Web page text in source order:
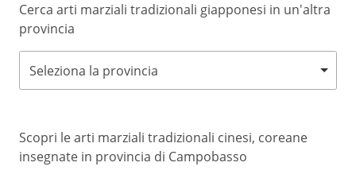
Cerca arti marziali tradizionali giapponesi in un'altra
provincia
Seleziona la provincia
Scopri le arti marziali tradizionali cinesi, coreane
insegnate in provincia di Campobasso